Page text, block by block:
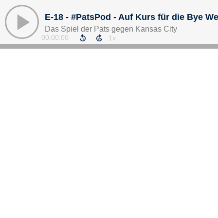
E-18 - #PatsPod - Auf Kurs für die Bye
Das Spiel der Pats gegen Kansas City
00:00:00